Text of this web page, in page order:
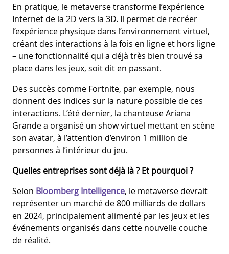
En pratique, le metaverse transforme l’expérience
Internet de la 2D vers la 3D. Il permet de recréer
l’expérience physique dans l’environnement virtuel,
créant des interactions à la fois en ligne et hors ligne
– une fonctionnalité qui a déjà très bien trouvé sa
place dans les jeux, soit dit en passant.
Des succès comme Fortnite, par exemple, nous
donnent des indices sur la nature possible de ces
interactions. L’été dernier, la chanteuse Ariana
Grande a organisé un show virtuel mettant en scène
son avatar, à l’attention d’environ 1 million de
personnes à l’intérieur du jeu.
Quelles entreprises sont déjà là ? Et pourquoi ?
Selon Bloomberg Intelligence, le metaverse devrait
représenter un marché de 800 milliards de dollars
en 2024, principalement alimenté par les jeux et les
événements organisés dans cette nouvelle couche
de réalité.